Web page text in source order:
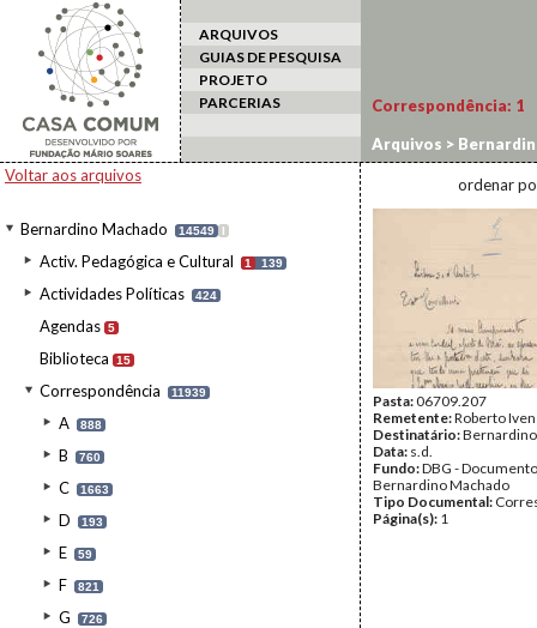
ARQUIVOS
GUIAS DE PESQUISA
PROJETO
PARCERIAS
Voltar aos arquivos
Bernardino Machado 14549 I
Activ. Pedagógica e Cultural 1 139
Actividades Políticas 424
Agendas 5
Biblioteca 15
Correspondência 11939
A 888
B 760
C 1663
D 193
E 59
F 821
G 726
Correspondência: 1
Arquivos >
ordenar
Pasta:06709.207
Remetente:Roberto
Destinatário:
Data: s.d.
Fundo:DBG -
Bernardino Machado
Tipo Documental:
Página(s): 1